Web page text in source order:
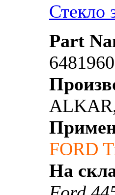
Стекло
Part
6481960
FORD
На